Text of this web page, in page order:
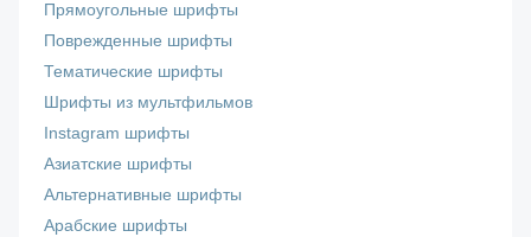
Прямоугольные шрифты
Поврежденные шрифты
Тематические шрифты
Шрифты из мультфильмов
Instagram шрифты
Азиатские шрифты
Альтернативные шрифты
Арабские шрифты